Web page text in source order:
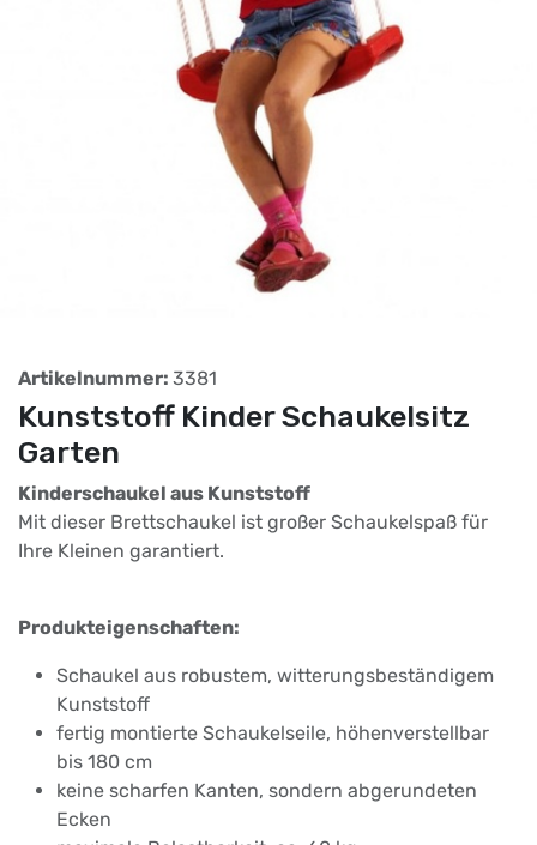
Artikelnummer: 3381
Kunststoff Kinder Schaukelsitz
Garten
Kinderschaukel aus Kunststoff
Mit dieser Brettschaukel ist großer Schaukelspaß für
Ihre Kleinen garantiert.
Produkteigenschaften:
Schaukel aus robustem, witterungsbeständigem
Kunststoff
fertig montierte Schaukelseile, höhenverstellbar
bis 180 cm
keine scharfen Kanten, sondern abgerundeten
Ecken